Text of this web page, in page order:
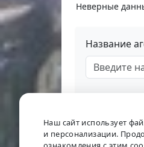
Неверные
Название
Наш сайт использует
и персонализации.